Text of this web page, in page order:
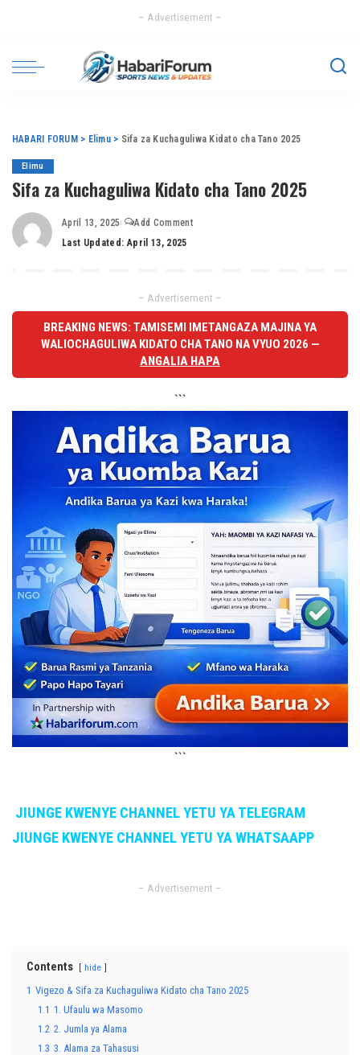
– Advertisement –
HABARI FORUM > Elimu> Sifa za Kuchaguliwa Kidato cha Tano 2025
Elimu
Sifa za Kuchaguliwa Kidato cha Tano 2025
April 13, 2025
Add Comment
Last Updated: April 13, 2025
– Advertisement –
BREAKING NEWS: TAMISEMI IMETANGAZA MAJINA YA
WALIOCHAGULIWA KIDATO CHA TANO NA VYUO 2026 —
ANGALIA HAPA
```
```
JIUNGE KWENYE CHANNEL YETU YA TELEGRAM
JIUNGE KWENYE CHANNEL YETU YA WHATSAAPP
– Advertisement –
Contents hide
1 Vigezo & Sifa za Kuchaguliwa Kidato cha Tano 2025
1.1 1. Ufaulu wa Masomo
1.2 2. Jumla ya Alama
1.3 3. Alama za Tahasusi